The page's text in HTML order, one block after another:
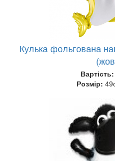
Кулька фольгована
Вартість:
Розмір: